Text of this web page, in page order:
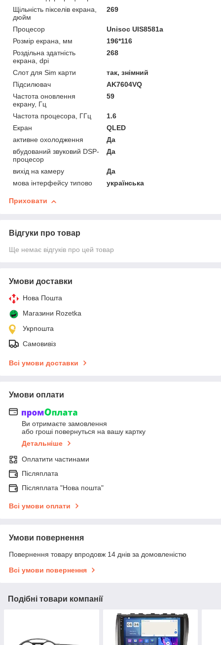
Щільність пікселів екрана,
дюйм
269
Процесор
Unisoc UIS8581a
Розмір екрана, мм
196*116
Роздільна здатність
екрана, dpi
268
Слот для Sim карти
так, знімний
Підсилювач
AK7604VQ
Частота оновлення
екрану, Гц
59
Частота процесора, ГГц
1.6
Екран
QLED
активне охолодження
Да
вбудований звуковий DSP-
процесор
Да
вихід на камеру
Да
мова інтерфейсу типово
українська
Приховати
Відгуки про товар
Ще немає відгуків про цей товар
Умови доставки
Нова Пошта
Магазини Rozetka
Укрпошта
Самовивіз
Всі умови доставки
Умови оплати
Ви отримаєте замовлення
або гроші повернуться на вашу картку
Детальніше
Оплатити частинами
Післяплата
Післяплата "Нова пошта"
Всі умови оплати
Умови повернення
Повернення товару впродовж 14 днів за домовленістю
Всі умови повернення
Подібні товари компанії